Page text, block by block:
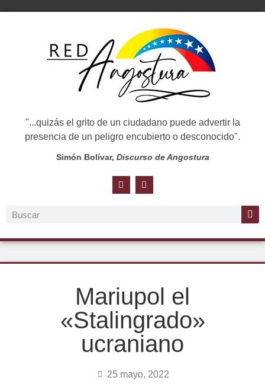
"...quizás el grito de un ciudadano puede advertir la
presencia de un peligro encubierto o desconocido".
Simón Bolívar, Discurso de Angostura
Mariupol el
«Stalingrado»
ucraniano
25 mayo, 2022